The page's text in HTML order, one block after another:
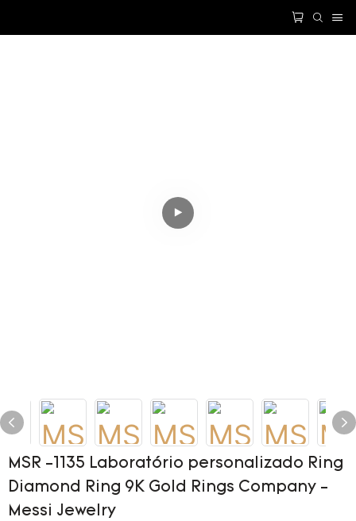
MSR -1135 Laboratório personalizado Ring
Diamond Ring 9K Gold Rings Company -
Messi Jewelry